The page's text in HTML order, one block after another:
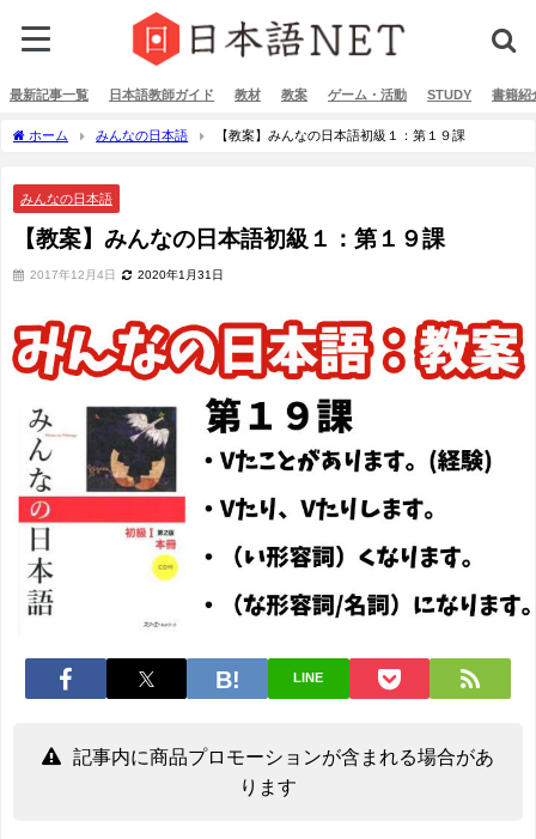
最新記事一覧 日本語教師ガイド 教材 教案 ゲーム・活動 STUDY 書籍紹
ホーム みんなの日本語 【教案】みんなの日本語初級１：第１９課
みんなの日本語
【教案】みんなの日本語初級１：第１９課
2017年12月4日 2020年1月31日
LINE
記事内に商品プロモーションが含まれる場合があ
ります